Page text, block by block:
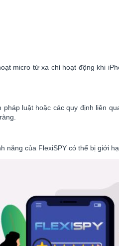
micro từ xa chỉ hoạt động khi
luật hoặc các quy định liên
của FlexiSPY có thể bị giới